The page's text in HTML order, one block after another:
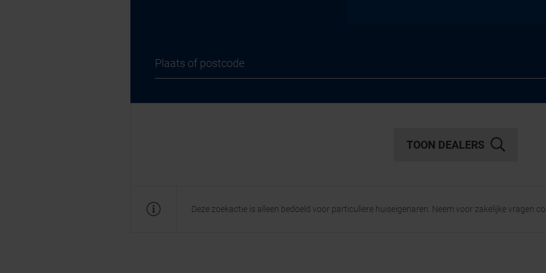
TOON DEALERS
Deze zoekactie is alleen bedoeld voor particuliere huiseigenaren. Neem voor zakelijke vragen